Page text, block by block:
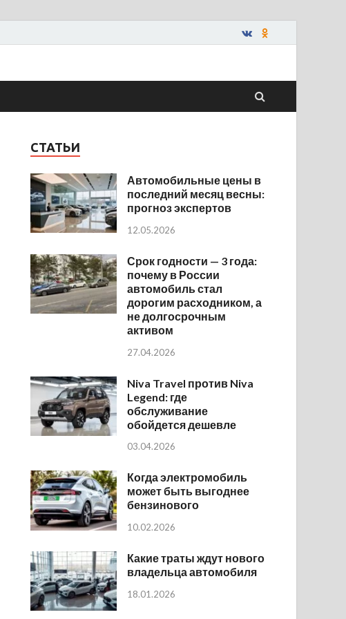
СТАТЬИ
Автомобильные цены в
последний месяц весны:
прогноз экспертов
12.05.2026
Срок годности — 3 года:
почему в России
автомобиль стал
дорогим расходником, а
не долгосрочным
активом
27.04.2026
Niva Travel против Niva
Legend: где
обслуживание
обойдется дешевле
03.04.2026
Когда электромобиль
может быть выгоднее
бензинового
10.02.2026
Какие траты ждут нового
владельца автомобиля
18.01.2026